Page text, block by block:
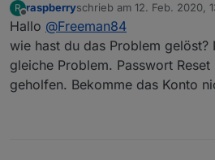
aber bekomme nur die
oder Passwort nicht
Aktivierung ist so leider
Auch ein Reset des
nicht.
Wäre super wenn Ihr
Edit: Hat sich erledigt
R
Offline
raspberryschrieb am 12. Feb. 2020,
zuletzt editiert von
Hallo @Freeman84
wie hast du das Problem gelöst?
gleiche Problem. Passwort
geholfen. Bekomme das Konto